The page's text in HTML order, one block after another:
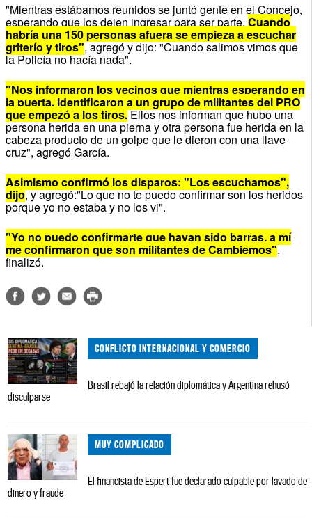
"Mientras estábamos reunidos se juntó gente en el Concejo,
esperando que los dejen ingresar para ser parte. Cuando
habría una 150 personas afuera se empieza a escuchar
griterío y tiros", agregó y dijo: "Cuando salimos vimos que
la Policía no hacía nada".
"Nos informaron los vecinos que mientras esperando en
la puerta, identificaron a un grupo de militantes del PRO
que empezó a los tiros.Ellos nos informan que hubo una
persona herida en una pierna y otra persona fue herida en la
cabeza producto de un golpe que le dieron con una llave
cruz", agregó García.
Asimismo confirmó los disparos: "Los escuchamos",
dijo, y agregó:"Lo que no te puedo confirmar son los heridos
porque yo no estaba y no los vi".
"Yo no puedo confirmarte que hayan sido barras, a mí
me confirmaron que son militantes de Cambiemos",
finalizó.
CONFLICTO INTERNACIONAL Y COMERCIO
Brasil rebajó la relación diplomática y Argentina rehusó
disculparse
MUY COMPLICADO
El financista de Espert fue declarado culpable por lavado de
dinero y fraude